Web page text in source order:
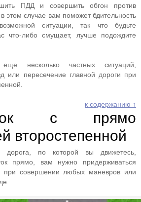
ПДД и совершить обгон против
этом случае вам поможет бдительность
ситуации, так что будьте
что-либо смущает, лучше подождите
несколько частных ситуаций,
или пересечение главной дороги при
к содержанию ↑
с прямо
второстепенной
дорога, по которой вы движетесь,
прямо, вам нужно придерживаться
при совершении любых маневров или